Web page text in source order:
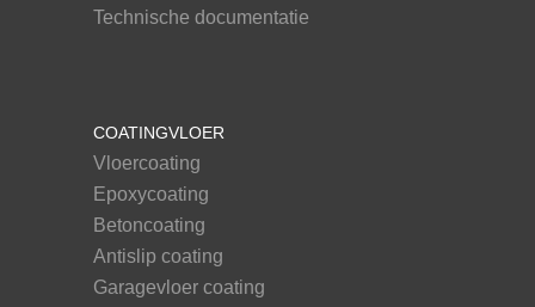
Technische documentatie
COATINGVLOER
Vloercoating
Epoxycoating
Betoncoating
Antislip coating
Garagevloer coating